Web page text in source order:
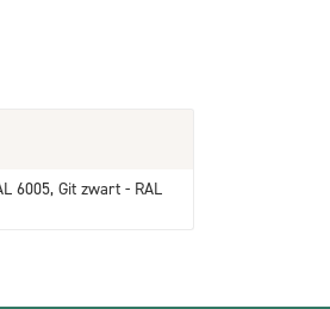
6005, Git zwart - RAL